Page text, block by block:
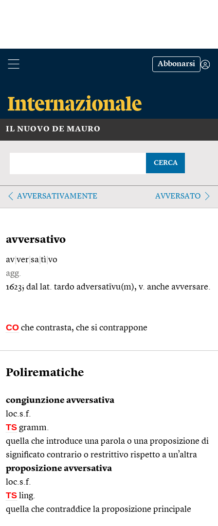
Abbonarsi
IL NUOVO DE MAURO
CERCA
AVVERSATIVAMENTE AVVERSATO
avversativo
av ver sa tì vo
agg.
1623; dal lat. tardo adversatīvu(m), v. anche avversare.
CO che contrasta, che si contrappone
Polirematiche
congiunzione avversativa
loc.s.f.
TS gramm.
quella che introduce una parola o una proposizione di
significato contrario o restrittivo rispetto a un’altra
proposizione avversativa
loc.s.f.
TS ling.
quella che contraddice la proposizione principale